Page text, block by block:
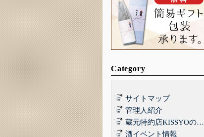
Category
サイトマップ
管理人紹介
蔵元特約店KISSYOの品質管理について｜最高の品質でお届けするために
酒イベント情報